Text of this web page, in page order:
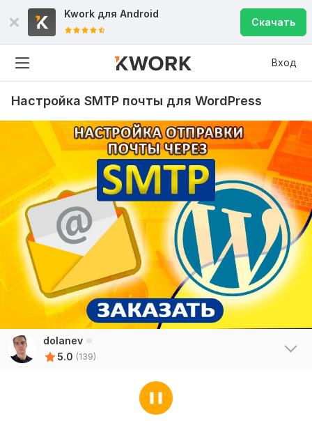
Kwork для Android
Скачать
Вход
Настройка SMTP почты для WordPress
dolanev
5.0 (139)